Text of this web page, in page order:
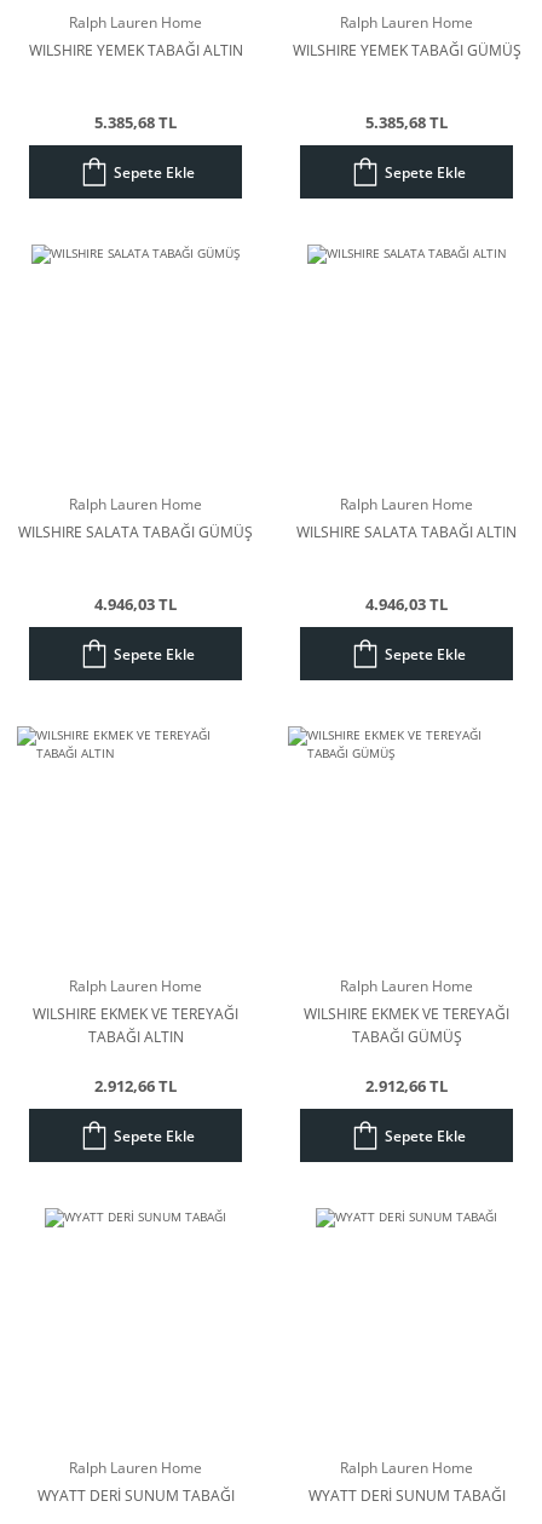
Ralph Lauren Home
WILSHIRE YEMEK TABAĞI ALTIN
5.385,68 TL
Sepete Ekle
Ralph Lauren Home
WILSHIRE YEMEK TABAĞI GÜMÜŞ
5.385,68 TL
Sepete Ekle
Ralph Lauren Home
WILSHIRE SALATA TABAĞI GÜMÜŞ
4.946,03 TL
Sepete Ekle
Ralph Lauren Home
WILSHIRE SALATA TABAĞI ALTIN
4.946,03 TL
Sepete Ekle
Ralph Lauren Home
WILSHIRE EKMEK VE TEREYAĞI
TABAĞI ALTIN
2.912,66 TL
Sepete Ekle
Ralph Lauren Home
WILSHIRE EKMEK VE TEREYAĞI
TABAĞI GÜMÜŞ
2.912,66 TL
Sepete Ekle
Ralph Lauren Home
WYATT DERİ SUNUM TABAĞI
Ralph Lauren Home
WYATT DERİ SUNUM TABAĞI